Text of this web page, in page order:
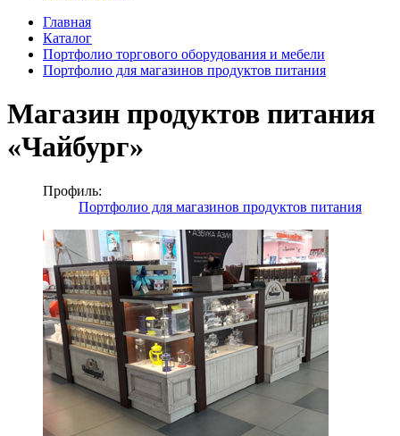
Главная
Каталог
Портфолио торгового оборудования и мебели
Портфолио для магазинов продуктов питания
Магазин продуктов питания
«Чайбург»
Профиль:
Портфолио для магазинов продуктов питания